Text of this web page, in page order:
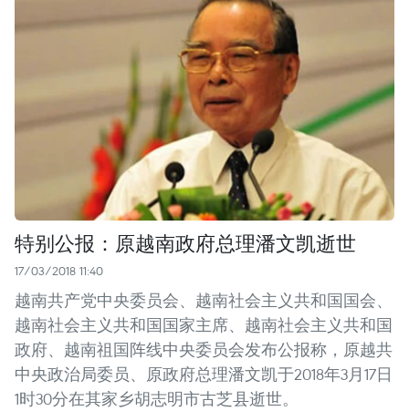
特别公报：原越南政府总理潘文凯逝世
17/03/2018 11:40
越南共产党中央委员会、越南社会主义共和国国会、
越南社会主义共和国国家主席、越南社会主义共和国
政府、越南祖国阵线中央委员会发布公报称，原越共
中央政治局委员、原政府总理潘文凯于2018年3月17日
1时30分在其家乡胡志明市古芝县逝世。